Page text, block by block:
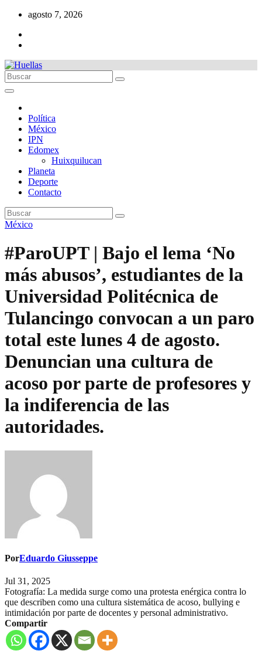
contenido
agosto 7, 2026
Política
México
IPN
Edomex
Huixquilucan
Planeta
Deporte
Contacto
México
#ParoUPT | Bajo el lema ‘No
más abusos’, estudiantes de la
Universidad Politécnica de
Tulancingo convocan a un paro
total este lunes 4 de agosto.
Denuncian una cultura de
acoso por parte de profesores y
la indiferencia de las
autoridades.
PorEduardo Giusseppe
Jul 31, 2025
Fotografía: La medida surge como una protesta enérgica contra lo
que describen como una cultura sistemática de acoso, bullying e
intimidación por parte de docentes y personal administrativo.
Compartir